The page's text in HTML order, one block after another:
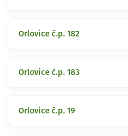
Orlovice č.p. 182
Orlovice č.p. 183
Orlovice č.p. 19